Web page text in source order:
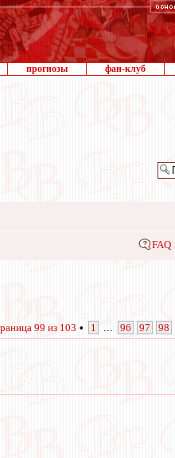
прогнозы фан-клуб
FAQ
99 из 103 • 1 96 97 98